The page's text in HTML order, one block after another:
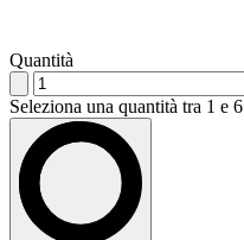
Quantità
Seleziona una quantità tra 1 e 6